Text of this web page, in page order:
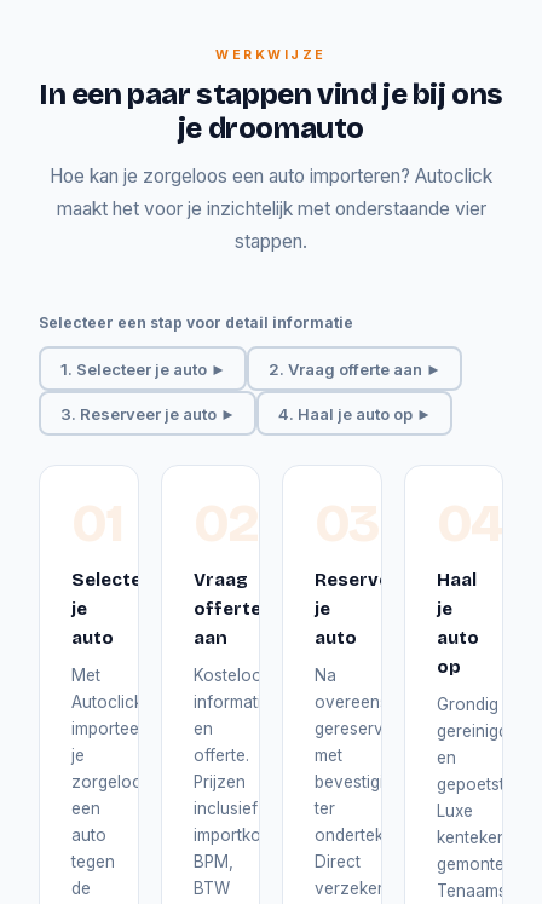
WERKWIJZE
In een paar stappen vind je bij ons
je droomauto
Hoe kan je zorgeloos een auto importeren? Autoclick
maakt het voor je inzichtelijk met onderstaande vier
stappen.
Selecteer een stap voor detail informatie
1. Selecteer je auto ► 2. Vraag offerte aan ►
3. Reserveer je auto ► 4. Haal je auto op ►
01
Selecteer
je
auto
Met
Autoclick
importeer
je
zorgeloos
een
auto
tegen
de
02
Vraag
offerte
aan
Kosteloos
informatie
en
offerte.
Prijzen
inclusief
importkosten,
BPM,
BTW
03
Reserveer
je
auto
Na
overeenstemming
gereserveerd
met
bevestiging
ter
ondertekening.
Direct
verzekerd
04
Haal
je
auto
op
Grondig
gereinigd
en
gepoetst.
Luxe
gemonteerd.